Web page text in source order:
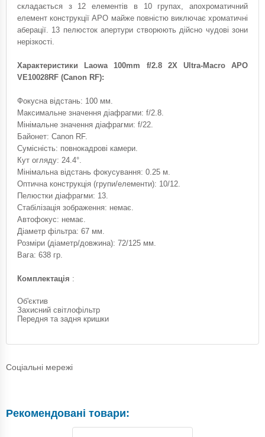
складається з 12 елементів в 10 групах, апохроматичний
елемент конструкції АРО майже повністю виключає хроматичні
аберації. 13 пелюсток апертури створюють дійсно чудові зони
нерізкості.
Характеристики Laowa 100mm f/2.8 2X Ultra-Macro APO
VE10028RF (Canon RF):
Фокусна відстань: 100 мм.
Максимальне значення діафрагми: f/2.8.
Мінімальне значення діафрагми: f/22.
Байонет: Canon RF.
Сумісність: повнокадрові камери.
Кут огляду: 24.4°.
Мінімальна відстань фокусування: 0.25 м.
Оптична конструкція (групи/елементи): 10/12.
Пелюстки діафрагми: 13.
Стабілізація зображення: немає.
Автофокус: немає.
Діаметр фільтра: 67 мм.
Розміри (діаметр/довжина): 72/125 мм.
Вага: 638 гр.
Комплектація :
Об'єктив
Захисний світлофільтр
Передня та задня кришки
Соціальні мережі
Рекомендовані товари: